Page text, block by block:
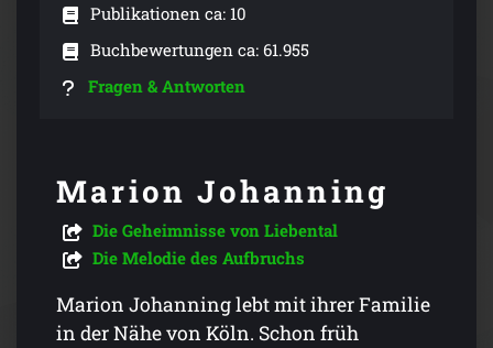
Publikationen ca: 10
Buchbewertungen ca: 61.955
Fragen & Antworten
Marion Johanning
Die Geheimnisse von Liebental
Die Melodie des Aufbruchs
Marion Johanning lebt mit ihrer Familie
in der Nähe von Köln. Schon früh